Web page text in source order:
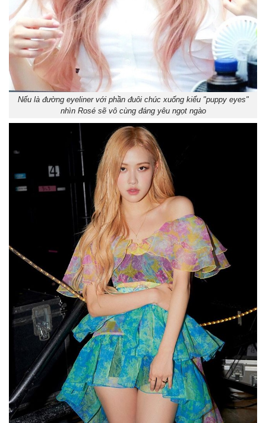
Nếu là đường eyeliner với phần đuôi chúc xuống kiểu "puppy eyes"
nhìn Rosé sẽ vô cùng đáng yêu ngọt ngào